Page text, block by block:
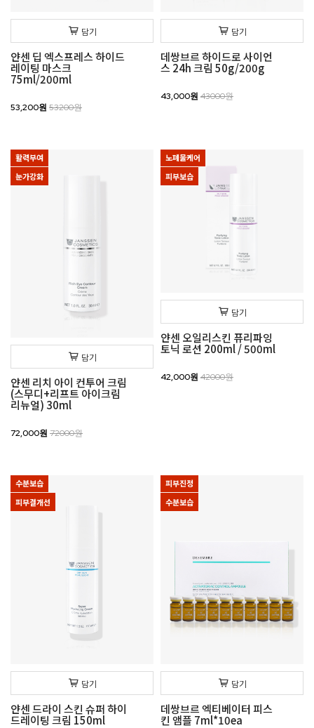
담기
얀센 딥 엑스프레스 하이드
레이팅 마스크
75ml/200ml
53,200원 53200원
담기
데쌍브르 하이드로 사이언
스 24h 크림 50g/200g
43,000원 43000원
활력부여
눈가강화
담기
얀센 리치 아이 컨투어 크림
(스무디+리프트 아이크림
리뉴얼) 30ml
72,000원 72000원
노폐물케어
피부보습
담기
얀센 오일리스킨 퓨리파잉
토닉 로션 200ml / 500ml
42,000원 42000원
수분보습
피부결개선
담기
얀센 드라이 스킨 슈퍼 하이
드레이팅 크림 150ml
피부진정
수분보습
담기
데쌍브르 엑티베이터 피스
킨 앰플 7ml*10ea